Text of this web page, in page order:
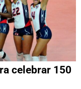
celebrar 150